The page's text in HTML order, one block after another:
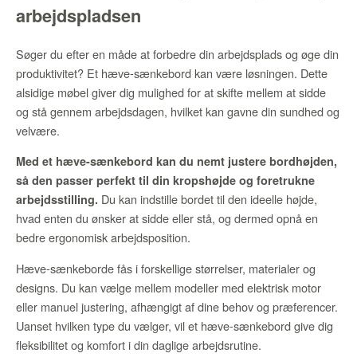
arbejdspladsen
Søger du efter en måde at forbedre din arbejdsplads og øge din
produktivitet? Et hæve-sænkebord kan være løsningen. Dette
alsidige møbel giver dig mulighed for at skifte mellem at sidde
og stå gennem arbejdsdagen, hvilket kan gavne din sundhed og
velvære.
Med et hæve-sænkebord kan du nemt justere bordhøjden,
så den passer perfekt til din kropshøjde og foretrukne
arbejdsstilling. Du kan indstille bordet til den ideelle højde,
hvad enten du ønsker at sidde eller stå, og dermed opnå en
bedre ergonomisk arbejdsposition.
Hæve-sænkeborde fås i forskellige størrelser, materialer og
designs. Du kan vælge mellem modeller med elektrisk motor
eller manuel justering, afhængigt af dine behov og præferencer.
Uanset hvilken type du vælger, vil et hæve-sænkebord give dig
fleksibilitet og komfort i din daglige arbejdsrutine.